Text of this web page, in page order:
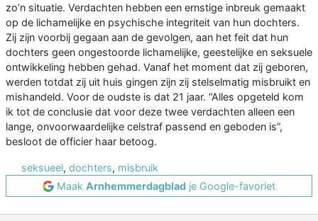
zo’n situatie. Verdachten hebben een ernstige inbreuk gemaakt
op de lichamelijke en psychische integriteit van hun dochters.
Zij zijn voorbij gegaan aan de gevolgen, aan het feit dat hun
dochters geen ongestoorde lichamelijke, geestelijke en seksuele
ontwikkeling hebben gehad. Vanaf het moment dat zij geboren,
werden totdat zij uit huis gingen zijn zij stelselmatig misbruikt en
mishandeld. Voor de oudste is dat 21 jaar. “Alles opgeteld kom
ik tot de conclusie dat voor deze twee verdachten alleen een
lange, onvoorwaardelijke celstraf passend en geboden is”,
besloot de officier haar betoog.
seksueel, dochters, misbruik
Maak Arnhemmerdagblad je Google-favoriet